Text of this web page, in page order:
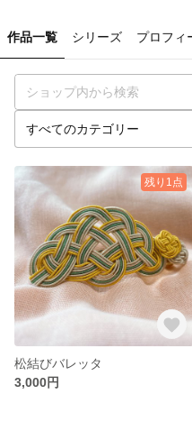
作品一覧 シリーズ プロフィ
残り1点
松結びバレッタ
3,000円